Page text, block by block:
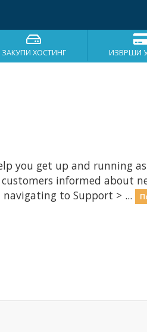
ЗАКУПИ ХОСТИНГ ИЗВРШИ
you get up and running
informed about
to Support > ...